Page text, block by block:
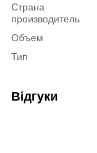
Страна
производитель
Объем
Тип
Відгуки